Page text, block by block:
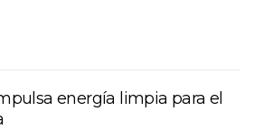
energía limpia para el